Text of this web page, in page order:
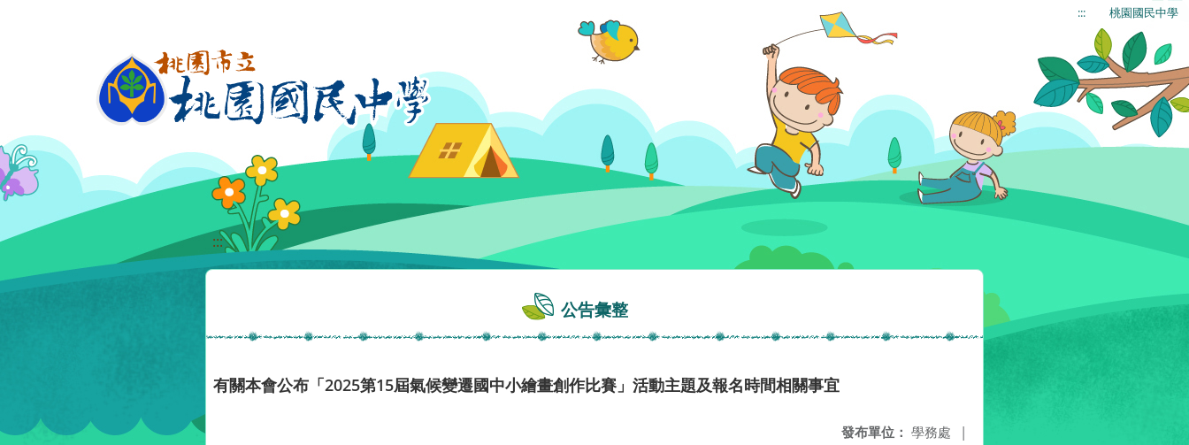
::: 桃園國民中學
:::
公告彙整
有關本會公布「2025第15屆氣候變遷國中小繪畫創作比賽」活動主題及報名時間相關事宜
發布單位： 學務處 |